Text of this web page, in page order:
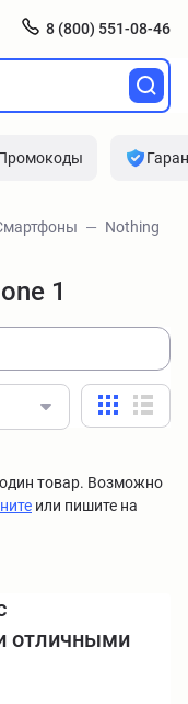
8 (800) 551-08-46
Nothing
1
товар. Возможно
или пишите на
отличными